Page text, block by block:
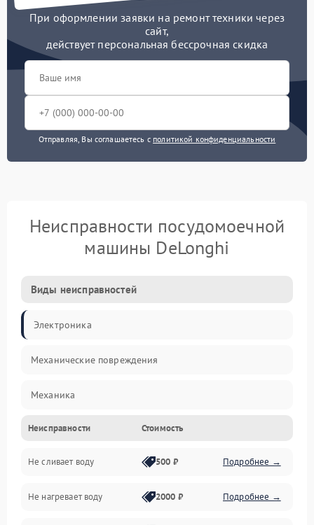
При оформлении заявки на ремонт техники через
сайт,
действует персональная бессрочная скидка
Отправляя, Вы соглашаетесь с политикой конфиденциальности
Неисправности посудомоечной
машины DeLonghi
Виды неисправностей
Электроника
Механические повреждения
Механика
Управление
Электропитание
Датчики
Неисправности Стоимость
Не сливает воду 500 ₽ Подробнее →
Не нагревает воду 2000 ₽ Подробнее →